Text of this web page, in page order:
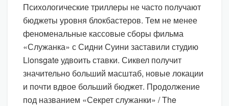
Психологические триллеры не часто получают
бюджеты уровня блокбастеров. Тем не менее
феноменальные кассовые сборы фильма
«Служанка» с Сидни Суини заставили студию
Lionsgate удвоить ставки. Сиквел получит
значительно больший масштаб, новые локации
и почти вдвое больший бюджет. Продолжение
под названием «Секрет служанки» / The